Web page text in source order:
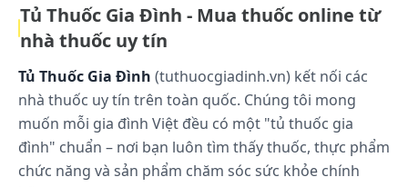
màng tế bào của các mô khác nhau.
Nó có tác dụng rộng rãi về sinh lý đặc biệt bao gồm
cả sự tham gia trực tiếp và gián tiếp trong việc điều
hòa huyết áp. Là một chất co mạch mạnh,
angiotensin đáp ứng tăng huyết áp trực tiếp. Ngoài
ra nó còn thúc đẩy giữ natri và kích thích tiết
aldosterone.
Diovan (valsartan) là một thuốc đối kháng thụ thể
Tủ Thuốc Gia Đình - Mua thuốc online từ
nhà thuốc uy tín
Tủ Thuốc Gia Đình (tuthuocgiadinh.vn) kết nối các
nhà thuốc uy tín trên toàn quốc. Chúng tôi mong
muốn mỗi gia đình Việt đều có một "tủ thuốc gia
đình" chuẩn – nơi bạn luôn tìm thấy thuốc, thực phẩm
chức năng và sản phẩm chăm sóc sức khỏe chính